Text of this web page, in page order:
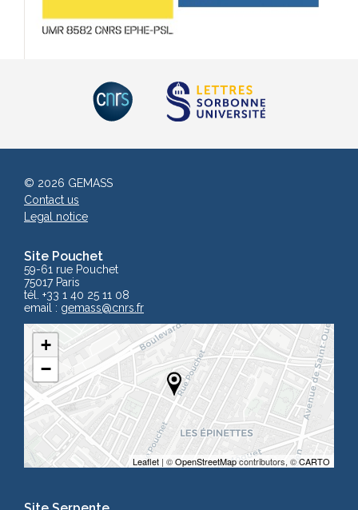
Site Pouchet
59-61 rue Pouchet
75017 Paris
tél. +33 1 40 25 11 08
email : gemass@cnrs.fr
+
−
Leaflet | ©OpenStreetMapcontributors, ©CARTO
© 2026 GEMASS
Contact us
Legal notice